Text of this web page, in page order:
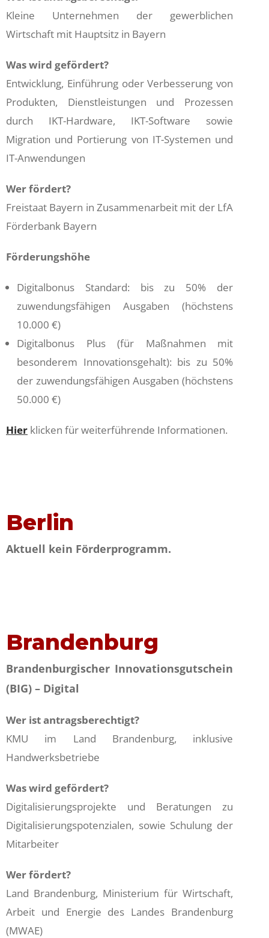
Kleine Unternehmen der gewerblichen
Wirtschaft mit Hauptsitz in Bayern
Was wird gefördert?
Entwicklung, Einführung oder Verbesserung von
Produkten, Dienstleistungen und Prozessen
durch IKT-Hardware, IKT-Software sowie
Migration und Portierung von IT-Systemen und
IT-Anwendungen
Wer fördert?
Freistaat Bayern in Zusammenarbeit mit der LfA
Förderbank Bayern
Förderungshöhe
Digitalbonus Standard: bis zu 50% der
zuwendungsfähigen Ausgaben (höchstens
10.000 €)
Digitalbonus Plus (für Maßnahmen mit
besonderem Innovationsgehalt): bis zu 50%
der zuwendungsfähigen Ausgaben (höchstens
50.000 €)
Hier klicken für weiterführende Informationen.
Berlin
Aktuell kein Förderprogramm.
Brandenburg
Brandenburgischer Innovationsgutschein
(BIG) – Digital
Wer ist antragsberechtigt?
KMU im Land Brandenburg, inklusive
Handwerksbetriebe
Was wird gefördert?
Digitalisierungsprojekte und Beratungen zu
Digitalisierungspotenzialen, sowie Schulung der
Mitarbeiter
Wer fördert?
Land Brandenburg, Ministerium für Wirtschaft,
Arbeit und Energie des Landes Brandenburg
(MWAE)